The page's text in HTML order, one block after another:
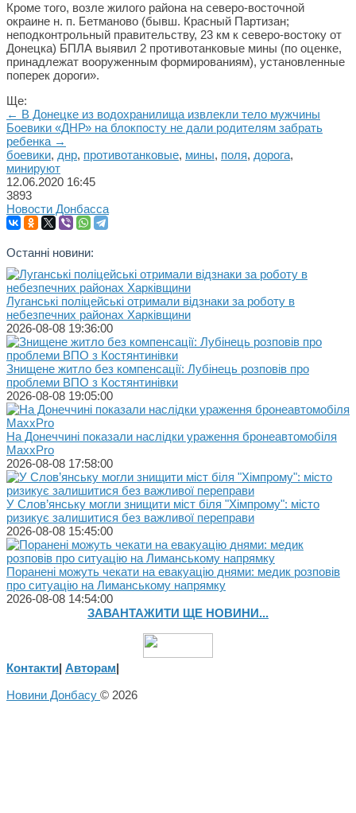
Кроме того, возле жилого района на северо-восточной
окраине н. п. Бетманово (бывш. Красный Партизан;
неподконтрольный правительству, 23 км к северо-востоку от
Донецка) БПЛА выявил 2 противотанковые мины (по оценке,
принадлежат вооруженным формированиям), установленные
поперек дороги».
Ще:
← В Донецке из водохранилища извлекли тело мужчины
Боевики «ДНР» на блокпосту не дали родителям забрать
ребенка →
боевики, днр, противотанковые, мины, поля, дорога,
минируют
12.06.2020 16:45
3893
Новости Донбасса
Останні новини:
Луганські поліцейські отримали відзнаки за роботу в
небезпечних районах Харківщини
2026-08-08 19:36:00
Знищене житло без компенсації: Лубінець розповів про
проблеми ВПО з Костянтинівки
2026-08-08 19:05:00
На Донеччині показали наслідки ураження бронеавтомобіля
MaxxPro
2026-08-08 17:58:00
У Слов’янську могли знищити міст біля "Хімпрому": місто
ризикує залишитися без важливої переправи
2026-08-08 15:45:00
Поранені можуть чекати на евакуацію днями: медик розповів
про ситуацію на Лиманському напрямку
2026-08-08 14:54:00
ЗАВАНТАЖИТИ ЩЕ НОВИНИ...
Контакти| Авторам|
Новини Донбасу © 2026